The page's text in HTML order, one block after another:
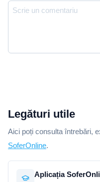
Legături utile
Aici poți consulta întrebări,
SoferOnline.
Aplicația